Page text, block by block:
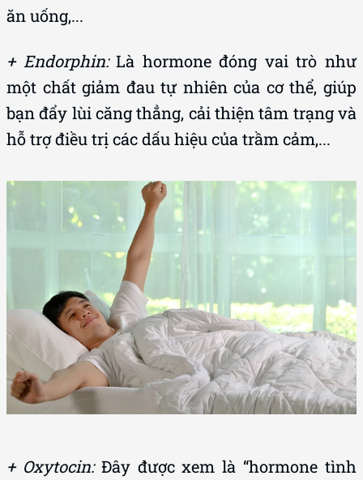
ăn uống,...
+ Endorphin:Là hormone đóng vai trò như
một chất giảm đau tự nhiên của cơ thể, giúp
bạn đẩy lùi căng thẳng, cải thiện tâm trạng và
hỗ trợ điều trị các dấu hiệu của trầm cảm,...
+ Oxytocin:Đây được xem là “hormone tình